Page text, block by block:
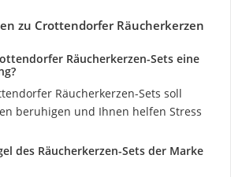
zu Crottendorfer Räucherkerzen
Räucherkerzen-Sets eine
Räucherkerzen-Sets soll
beruhigen und Ihnen helfen Stress
des Räucherkerzen-Sets der Marke